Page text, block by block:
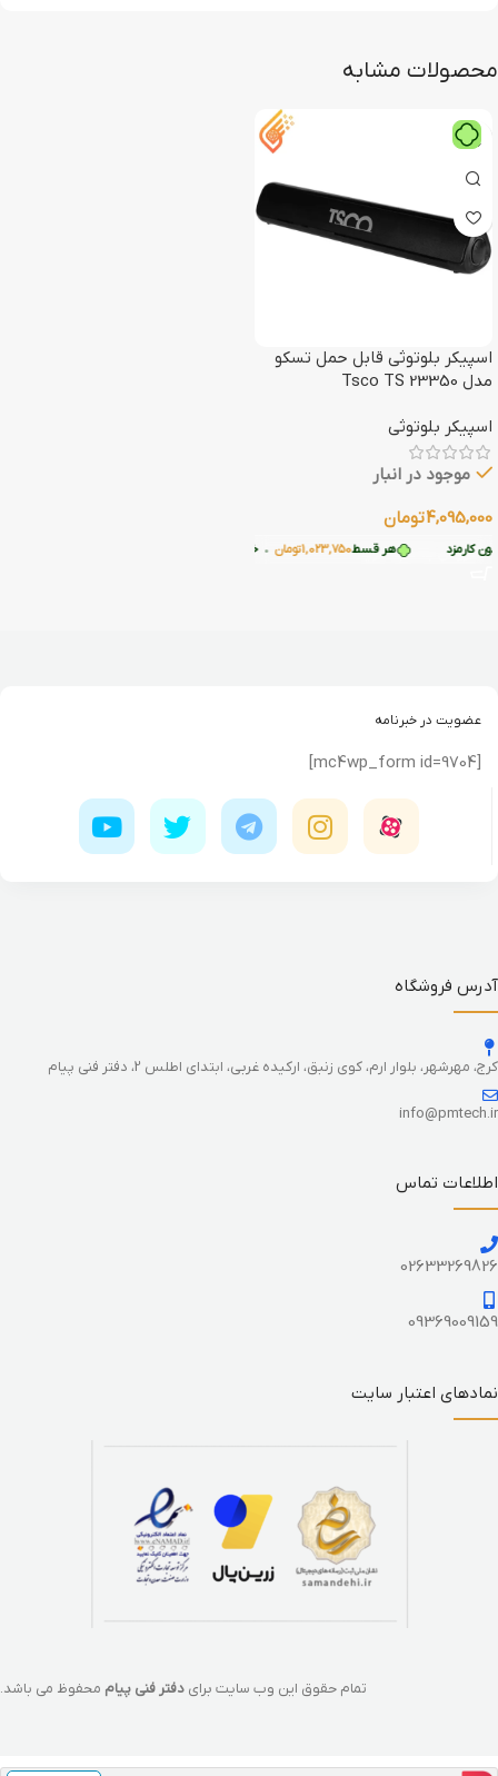
محصولات مشابه
هر قسط1,023,750تومان • خرید قسطی با ترب‌پی بدون کارمزد کارمزد
اسپیکر بلوتوثی قابل حمل تسکو
مدل Tsco TS 23350
اسپیکر بلوتوثی
موجود در انبار
4,095,000تومان
افزودن به سبد خرید
عضویت در خبرنامه
[mc4wp_form id=9704]
آدرس فروشگاه
کرج، مهرشهر، بلوار ارم، کوی زنبق، ارکیده غربی، ابتدای اطلس 2، دفتر فنی پیام
info@pmtech.ir
اطلاعات تماس
02633269826
09369009159
نمادهای اعتبار سایت
تمام حقوق این وب سایت برای دفتر فنی پیام محفوظ می باشد.